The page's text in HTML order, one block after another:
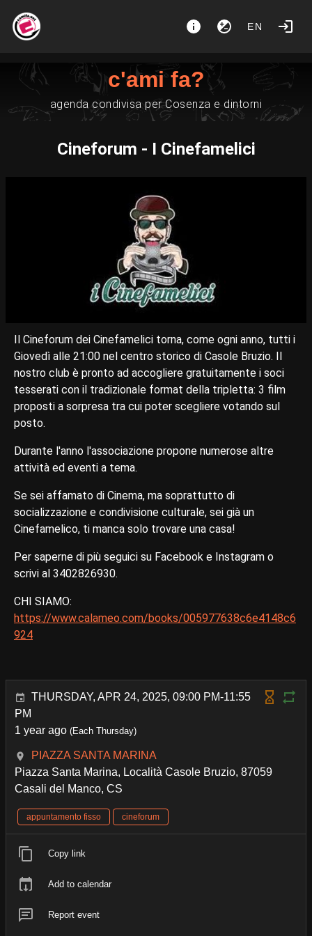
EN
c'ami fa?
agenda condivisa per Cosenza e dintorni
Cineforum - I Cinefamelici
Il Cineforum dei Cinefamelici torna, come ogni anno, tutti i
Giovedì alle 21:00 nel centro storico di Casole Bruzio. Il
nostro club è pronto ad accogliere gratuitamente i soci
tesserati con il tradizionale format della tripletta: 3 film
proposti a sorpresa tra cui poter scegliere votando sul
posto.
Durante l'anno l'associazione propone numerose altre
attività ed eventi a tema.
Se sei affamato di Cinema, ma soprattutto di
socializzazione e condivisione culturale, sei già un
Cinefamelico, ti manca solo trovare una casa!
Per saperne di più seguici su Facebook e Instagram o
scrivi al 3402826930.
CHI SIAMO:
https://www.calameo.com/books/005977638c6e4148c6
924
THURSDAY, APR 24, 2025, 09:00 PM-11:55
PM
1 year ago (Each Thursday)
PIAZZA SANTA MARINA
Piazza Santa Marina, Località Casole Bruzio, 87059
Casali del Manco, CS
appuntamento fisso cineforum
Copy link
Add to calendar
Report event